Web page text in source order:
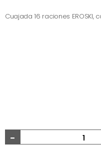
Cuajada 16 raciones EROSKI,
-